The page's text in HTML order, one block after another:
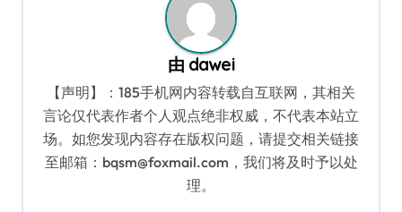
由 dawei
【声明】：185手机网内容转载自互联网，其相关
言论仅代表作者个人观点绝非权威，不代表本站立
场。如您发现内容存在版权问题，请提交相关链接
至邮箱：bqsm@foxmail.com，我们将及时予以处
理。